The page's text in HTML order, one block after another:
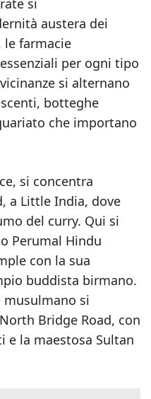
si
austera dei
le farmacie
per ogni tipo
si alternano
botteghe
che importano
si concentra
a Little India, dove
del curry. Qui si
Perumal Hindu
con la sua
buddista birmano.
si
Bridge Road, con
e la maestosa Sultan